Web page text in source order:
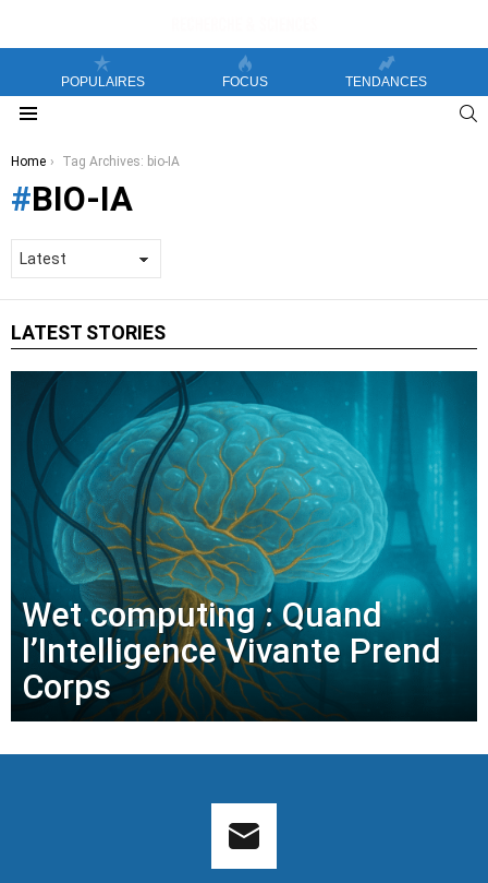
POPULAIRES FOCUS TENDANCES
You are here:
Home Tag Archives: bio-IA
BIO-IA
LATEST STORIES
Wet computing : Quand
l’Intelligence Vivante Prend
Corps